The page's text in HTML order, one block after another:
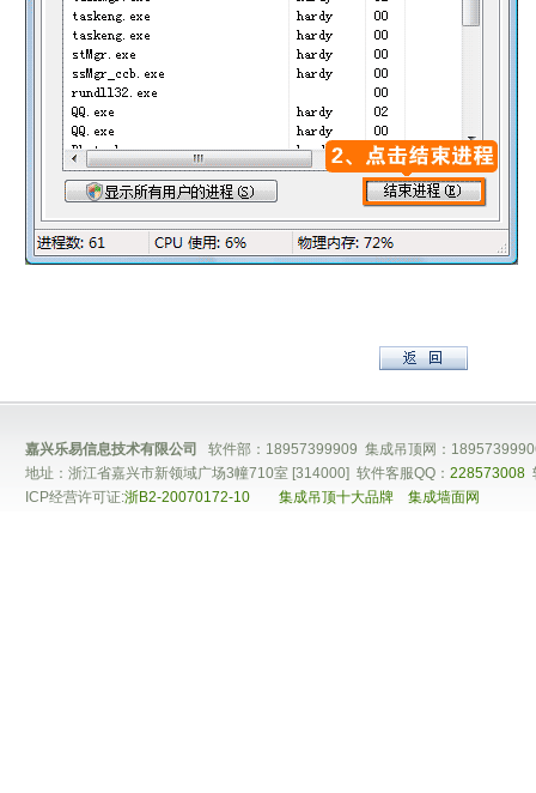
嘉兴乐易信息技术有限公司 软件部：18957399909 集成吊顶网：
地址：浙江省嘉兴市新领域广场3幢710室 [314000] 软件客服QQ： 228573008
ICP经营许可证:浙B2-20070172-10 集成吊顶十大品牌 集成墙面网